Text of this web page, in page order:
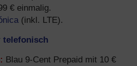
€ einmalig.
(inkl. LTE).
telefonisch
Blau 9-Cent Prepaid mit 10 €